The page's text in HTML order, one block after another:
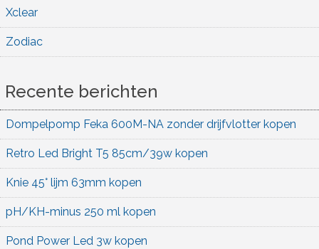
Xclear
Zodiac
Recente berichten
Dompelpomp Feka 600M-NA zonder drijfvlotter kopen
Retro Led Bright T5 85cm/39w kopen
Knie 45° lijm 63mm kopen
pH/KH-minus 250 ml kopen
Pond Power Led 3w kopen